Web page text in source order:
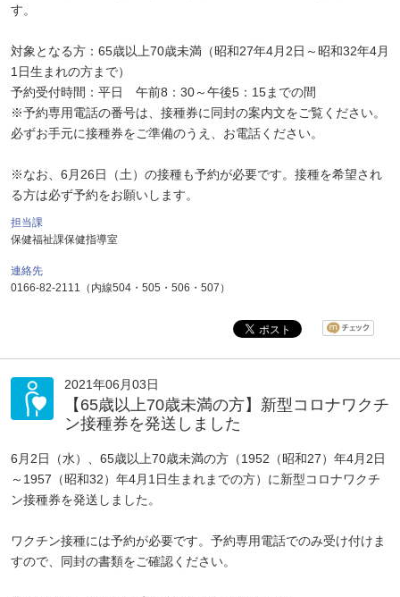
す。
対象となる方：65歳以上70歳未満（昭和27年4月2日～昭和32年4月
1日生まれの方まで）
予約受付時間：平日 午前8：30～午後5：15までの間
※予約専用電話の番号は、接種券に同封の案内文をご覧ください。
必ずお手元に接種券をご準備のうえ、お電話ください。
※なお、6月26日（土）の接種も予約が必要です。接種を希望され
る方は必ず予約をお願いします。
担当課
保健福祉課保健指導室
連絡先
0166-82-2111（内線504・505・506・507）
2021年06月03日
【65歳以上70歳未満の方】新型コロナワクチ
ン接種券を発送しました
6月2日（水）、65歳以上70歳未満の方（1952（昭和27）年4月2日
～1957（昭和32）年4月1日生まれまでの方）に新型コロナワクチ
ン接種券を発送しました。
ワクチン接種には予約が必要です。予約専用電話でのみ受け付けま
すので、同封の書類をご確認ください。